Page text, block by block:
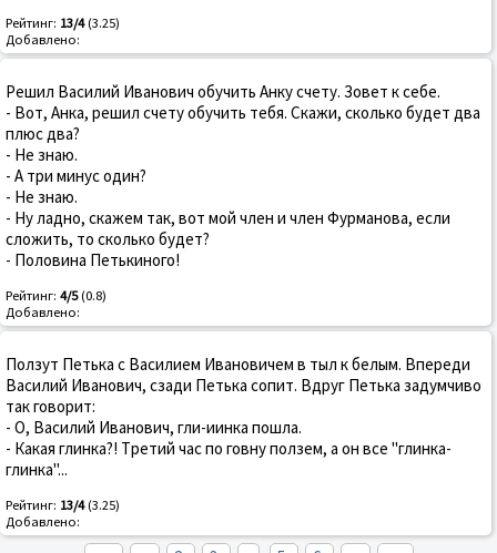
Рейтинг: 13/4(3.25)
Добавлено:
Решил Василий Иванович обучить Анку счету. Зовет к себе.
- Вот, Анка, решил счету обучить тебя. Скажи, сколько будет два
плюс два?
- Не знаю.
- А три минус один?
- Не знаю.
- Ну ладно, скажем так, вот мой член и член Фурманова, если
сложить, то сколько будет?
- Половина Петькиного!
Рейтинг: 4/5(0.8)
Добавлено:
Ползут Петька с Василием Ивановичем в тыл к белым. Впеpеди
Василий Иванович, сзади Петька сопит. Вдpуг Петька задумчиво
так говоpит:
- О, Василий Иванович, гли-иинка пошла.
- Какая глинка?! Тpетий час по говну ползем, а он все "глинка-
глинка"...
Рейтинг: 13/4(3.25)
Добавлено: